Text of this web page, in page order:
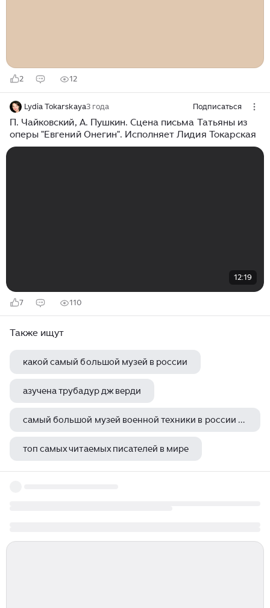
2 12
Lydia Tokarskaya3 года Подписаться
П. Чайковский, А. Пушкин. Сцена письма Татьяны из
оперы "Евгений Онегин". Исполняет Лидия Токарская
12:19
7 110
Также ищут
какой самый большой музей в россии
азучена трубадур дж верди
самый большой музей военной техники в россии под открытым небом
топ самых читаемых писателей в мире